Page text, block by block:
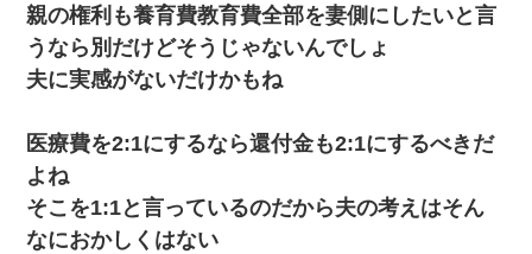
親の権利も養育費教育費全部を妻側にしたいと言
うなら別だけどそうじゃないんでしょ
夫に実感がないだけかもね
医療費を2:1にするなら還付金も2:1にするべきだ
よね
そこを1:1と言っているのだから夫の考えはそん
なにおかしくはない